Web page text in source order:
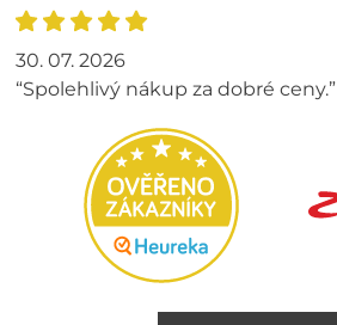
30. 07. 2026
“Spolehlivý nákup za dobré ceny.”